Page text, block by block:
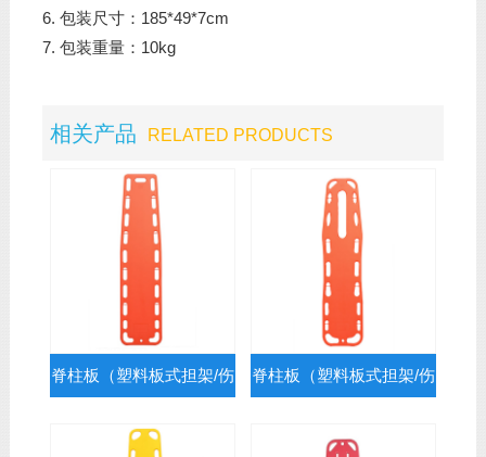
6. 包装尺寸：185*49*7cm
7. 包装重量：10kg
相关产品 RELATED PRODUCTS
脊柱板（塑料板式担架/伤 脊柱板（塑料板式担架/伤